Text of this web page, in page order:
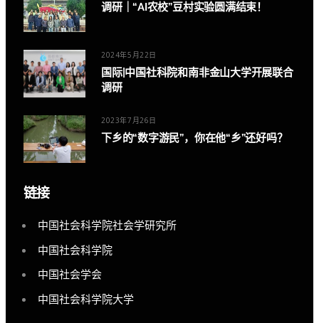
调研｜“AI农校”豆村实验圆满结束！
2024年5月22日
国际|中国社科院和南非金山大学开展联合
调研
2023年7月26日
下乡的“数字游民”，你在他“乡”还好吗？
链接
中国社会科学院社会学研究所
中国社会科学院
中国社会学会
中国社会科学院大学